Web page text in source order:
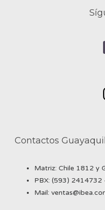
Contactos Guayaquil
Matriz: Chile 1812 y
PBX: (593)
Mail: